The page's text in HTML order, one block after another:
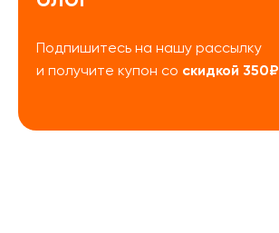
Подпишитесь на нашу рассылку
и получите купон со скидкой 350₽